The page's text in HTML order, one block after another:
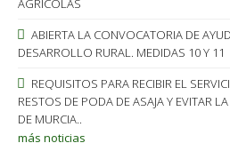
AGRÍCOLAS
ABIERTA LA CONVOCATORIA DE
DESARROLLO RURAL. MEDIDAS 10 Y 11
REQUISITOS PARA RECIBIR EL
RESTOS DE PODA DE ASAJA Y EVITAR
DE MURCIA..
más noticias